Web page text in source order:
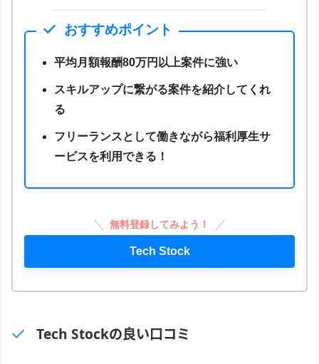
おすすめポイント
平均月額報酬80万円以上案件に強い
スキルアップに繋がる案件を紹介してくれ
る
フリーランスとして働きながら福利厚生サ
ービスを利用できる！
無料登録してみよう！
Tech Stock
Tech Stockの良い口コミ